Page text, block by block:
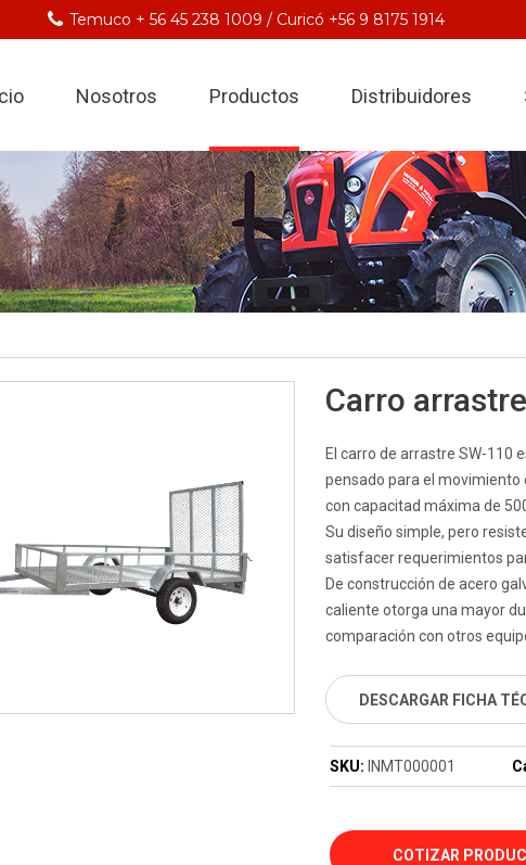
Temuco + 56 45 238 1009 / Curicó +56 9 8175 1914
Nosotros Productos Distribuidores
Carro
El carro de arrastre SW-110
pensado para el movimiento
con capacitad máxima de
Su diseño simple, pero
satisfacer requerimientos
De construcción de acero
caliente otorga una mayor
comparación con otros
DESCARGAR FICHA
SKU: INMT000001
COTIZAR